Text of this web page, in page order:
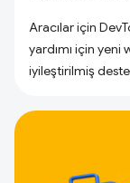
Aracılar için
yardımı için yeni
iyileştirilmiş